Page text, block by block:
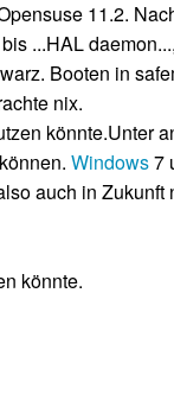
11.2.
...HAL
Booten in
nix.
könnte.Unter
Windows7
auch in
könnte.